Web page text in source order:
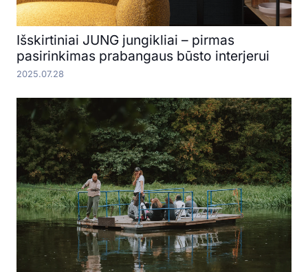
Išskirtiniai JUNG jungikliai – pirmas
pasirinkimas prabangaus būsto interjerui
2025.07.28